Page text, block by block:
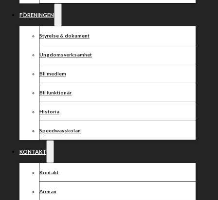
FÖRENINGEN
Styrelse & dokument
Ungdomsverksamhet
Bli medlem
Bli funktionär
Historia
Speedwayskolan
KONTAKT
Kontakt
Arenan